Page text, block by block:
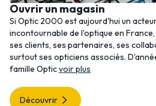
Ouvrir un magasin
Si Optic 2000 est aujourd'hui un
incontournable de l'optique en
ses clients, ses partenaires, ses
surtout ses opticiens associés.
famille Opticvoir plus
Découvrir